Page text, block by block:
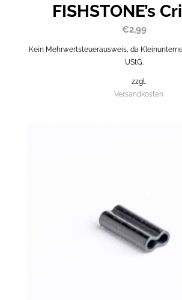
FISHSTONE’s
€2,99
Kein Mehrwertsteuerausweis, da
UStG.
zzgl.
Versandkosten